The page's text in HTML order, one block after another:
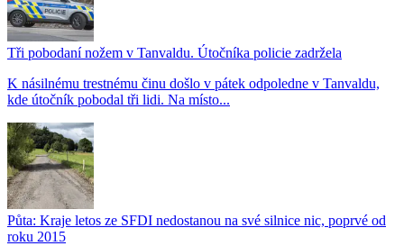
Tři pobodaní nožem v Tanvaldu. Útočníka policie zadržela
K násilnému trestnému činu došlo v pátek odpoledne v Tanvaldu,
kde útočník pobodal tři lidi. Na místo...
Půta: Kraje letos ze SFDI nedostanou na své silnice nic, poprvé od
roku 2015